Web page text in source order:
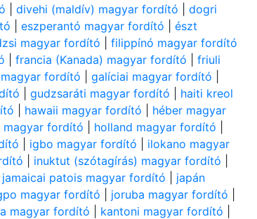
|divehi (maldív) magyar fordító |dogri
|eszperantó magyar fordító |észt
magyar fordító |filippínó magyar fordító
|francia (Kanada) magyar fordító |friuli
fordító |galíciai magyar fordító
|gudzsaráti magyar fordító
haiti kreol
hawaii magyar fordító
héber magyar
magyar fordító holland magyar fordító
igbo magyar fordító
ilokano magyar
inuktut (szótagírás) magyar fordító
jamaicai patois magyar fordító
japán
magyar fordító joruba magyar fordító
magyar fordító kantoni magyar fordító